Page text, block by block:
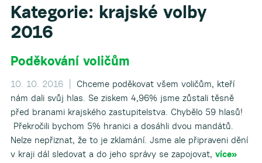
Kategorie: krajské volby
2016
Poděkování voličům
10. 10. 2016 |
Chceme poděkovat všem voličům, kteří
nám dali svůj hlas. Se ziskem 4,96% jsme zůstali těsně
před branami krajského zastupitelstva. Chybělo 59 hlasů!
Překročili bychom 5% hranici a dosáhli dvou mandátů.
Nelze nepřiznat, že to je zklamání. Jsme ale připraveni dění
v kraji dál sledovat a do jeho správy se zapojovat, více»